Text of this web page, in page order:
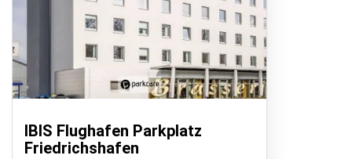
IBIS Flughafen Parkplatz
Friedrichshafen